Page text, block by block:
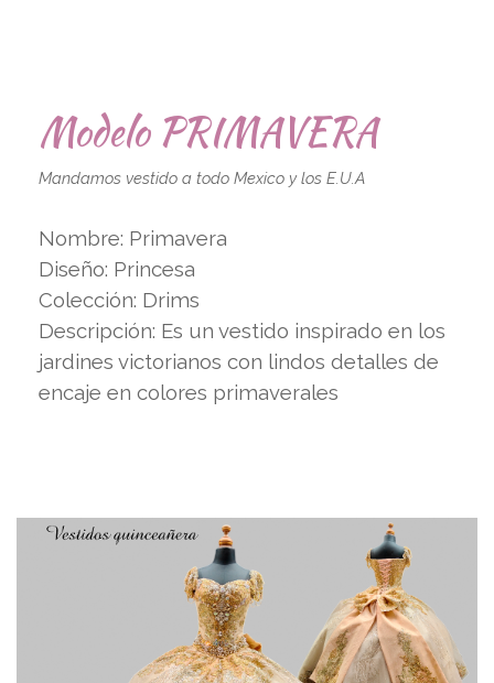
Modelo PRIMAVERA
Mandamos vestido a todo Mexico y los E.U.A
Nombre: Primavera
Diseño: Princesa
Colección: Drims
Descripción: Es un vestido inspirado en los
jardines victorianos con lindos detalles de
encaje en colores primaverales